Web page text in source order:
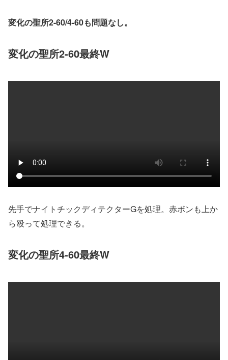
変化の聖所2-60/4-60も問題なし。
変化の聖所2-60最終W
先手でナイトチックディテクターGを処理。赤ボンも上か
ら殴って処理できる。
変化の聖所4-60最終W